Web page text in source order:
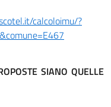
calcoloimu/?
SIANO QUELLE